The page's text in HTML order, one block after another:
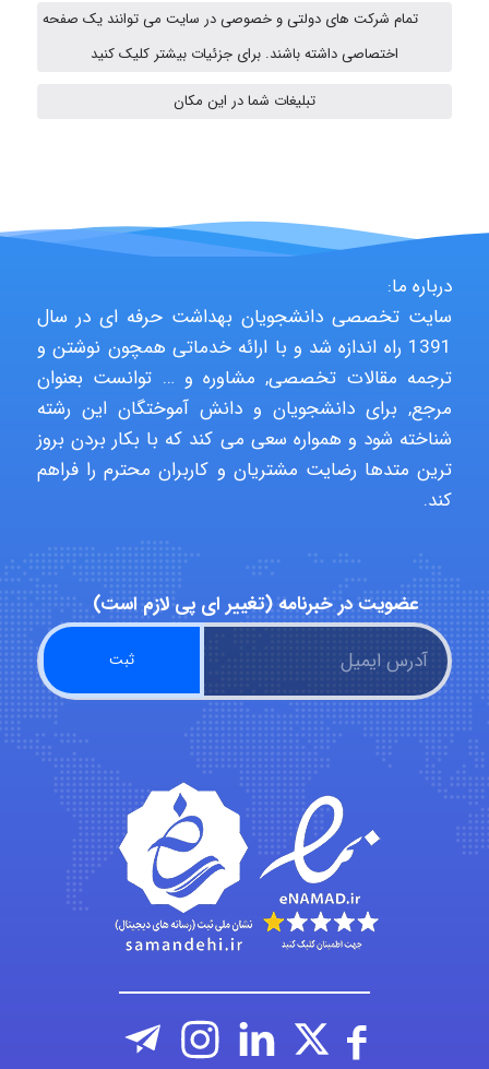
HaddadiMahsa
Niloofar
USER124
abolfazlkoshehe
abolfazlkoshehe
A.balandeh
fatima
تمام شرکت های دولتی و خصوصی در سایت می توانند یک صفحه
اختصاصی داشته باشند. برای جزئیات بیشتر کلیک کنید
تبلیغات شما در این مکان
درباره ما:
سایت تخصصی دانشجویان بهداشت حرفه ای در سال
1391 راه اندازه شد و با ارائه خدماتی همچون نوشتن و
ترجمه مقالات تخصصی, مشاوره و … توانست بعنوان
مرجع, برای دانشجویان و دانش آموختگان این رشته
شناخته شود و همواره سعی می کند که با بکار بردن بروز
ترین متدها رضایت مشتریان و کاربران محترم را فراهم
کند.
عضویت در خبرنامه (تغییر ای پی لازم است)